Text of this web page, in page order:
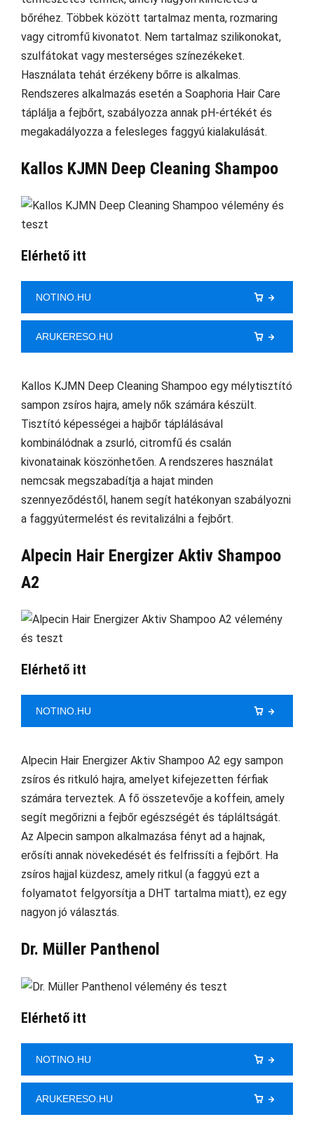
bőréhez. Többek között tartalmaz menta, rozmaring
vagy citromfű kivonatot. Nem tartalmaz szilikonokat,
szulfátokat vagy mesterséges színezékeket.
Használata tehát érzékeny bőrre is alkalmas.
Rendszeres alkalmazás esetén a Soaphoria Hair Care
táplálja a fejbőrt, szabályozza annak pH-értékét és
megakadályozza a felesleges faggyú kialakulását.
Kallos KJMN Deep Cleaning Shampoo
Elérhető itt
NOTINO.HU
ARUKERESO.HU
Kallos KJMN Deep Cleaning Shampoo egy mélytisztító
sampon zsíros hajra, amely nők számára készült.
Tisztító képességei a hajbőr táplálásával
kombinálódnak a zsurló, citromfű és csalán
kivonatainak köszönhetően. A rendszeres használat
nemcsak megszabadítja a hajat minden
szennyeződéstől, hanem segít hatékonyan szabályozni
a faggyútermelést és revitalizálni a fejbőrt.
Alpecin Hair Energizer Aktiv Shampoo
A2
Elérhető itt
NOTINO.HU
Alpecin Hair Energizer Aktiv Shampoo A2 egy sampon
zsíros és ritkuló hajra, amelyet kifejezetten férfiak
számára terveztek. A fő összetevője a koffein, amely
segít megőrizni a fejbőr egészségét és tápláltságát.
Az Alpecin sampon alkalmazása fényt ad a hajnak,
erősíti annak növekedését és felfrissíti a fejbőrt. Ha
zsíros hajjal küzdesz, amely ritkul (a faggyú ezt a
folyamatot felgyorsítja a DHT tartalma miatt), ez egy
nagyon jó választás.
Dr. Müller Panthenol
Elérhető itt
NOTINO.HU
ARUKERESO.HU